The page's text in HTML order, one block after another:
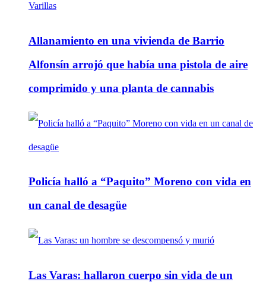
Allanamiento en una vivienda de Barrio
Alfonsín arrojó que había una pistola de aire
comprimido y una planta de cannabis
Policía halló a “Paquito” Moreno con vida en
un canal de desagüe
Las Varas: hallaron cuerpo sin vida de un